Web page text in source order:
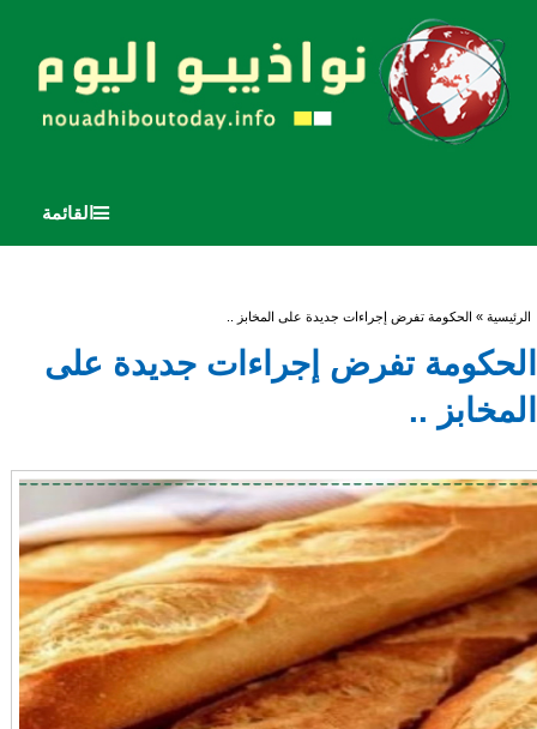
القائمة
أنت هنا
الرئيسية » الحكومة تفرض إجراءات جديدة على المخابز ..
الحكومة تفرض إجراءات جديدة على
المخابز ..